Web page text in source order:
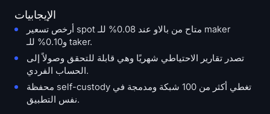
الإيجابيات
أرخص تسعير spot متاح من بالاو عند 0.08% للـ maker
و0.10% للـ taker.
تصدر تقارير الاحتياطي شهريًا وهي قابلة للتحقق وصولاً إلى
الحساب الفردي.
محفظة self-custody تغطي أكثر من 100 شبكة ومدمجة في
نفس التطبيق.